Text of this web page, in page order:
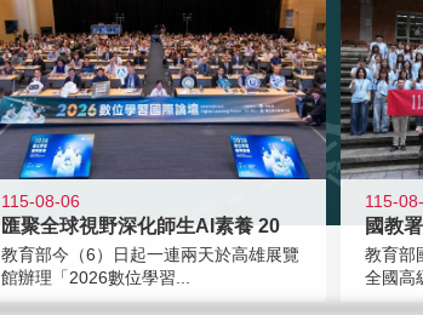
115-08-06
匯聚全球視野深化師生AI素養 20
教育部今（6）日起一連兩天於高雄展覽
館辦理「2026數位學習...
115-
教育部
全國高